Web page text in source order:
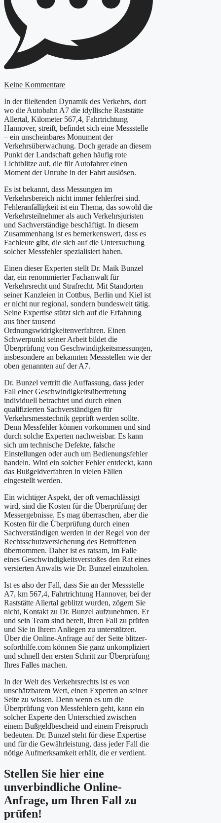
Keine Kommentare
In der fließenden Dynamik des Verkehrs, dort
wo die Autobahn A7 die idyllische Raststätte
Allertal, Kilometer 567,4, Fahrtrichtung
Hannover, streift, befindet sich eine Messstelle
– ein unscheinbares Monument der
Verkehrsüberwachung. Doch gerade an diesem
Punkt der Landschaft gehen häufig rote
Lichtblitze auf, die für Autofahrer einen
Moment der Unruhe in der Fahrt auslösen.
Es ist bekannt, dass Messungen im
Verkehrsbereich nicht immer fehlerfrei sind.
Fehleranfälligkeit ist ein Thema, das sowohl die
Verkehrsteilnehmer als auch Verkehrsjuristen
und Sachverständige beschäftigt. In diesem
Zusammenhang ist es bemerkenswert, dass es
Fachleute gibt, die sich auf die Untersuchung
solcher Messfehler spezialisiert haben.
Einen dieser Experten stellt Dr. Maik Bunzel
dar, ein renommierter Fachanwalt für
Verkehrsrecht und Strafrecht. Mit Standorten
seiner Kanzleien in Cottbus, Berlin und Kiel ist
er nicht nur regional, sondern bundesweit tätig.
Seine Expertise stützt sich auf die Erfahrung
aus über tausend
Ordnungswidrigkeitenverfahren. Einen
Schwerpunkt seiner Arbeit bildet die
Überprüfung von Geschwindigkeitsmessungen,
insbesondere an bekannten Messstellen wie der
oben genannten auf der A7.
Dr. Bunzel vertritt die Auffassung, dass jeder
Fall einer Geschwindigkeitsübertretung
individuell betrachtet und durch einen
qualifizierten Sachverständigen für
Verkehrsmesstechnik geprüft werden sollte.
Denn Messfehler können vorkommen und sind
durch solche Experten nachweisbar. Es kann
sich um technische Defekte, falsche
Einstellungen oder auch um Bedienungsfehler
handeln. Wird ein solcher Fehler entdeckt, kann
das Bußgeldverfahren in vielen Fällen
eingestellt werden.
Ein wichtiger Aspekt, der oft vernachlässigt
wird, sind die Kosten für die Überprüfung der
Messergebnisse. Es mag überraschen, aber die
Kosten für die Überprüfung durch einen
Sachverständigen werden in der Regel von der
Rechtsschutzversicherung des Betroffenen
übernommen. Daher ist es ratsam, im Falle
eines Geschwindigkeitsverstoßes den Rat eines
versierten Anwalts wie Dr. Bunzel einzuholen.
Ist es also der Fall, dass Sie an der Messstelle
A7, km 567,4, Fahrtrichtung Hannover, bei der
Raststätte Allertal geblitzt wurden, zögern Sie
nicht, Kontakt zu Dr. Bunzel aufzunehmen. Er
und sein Team sind bereit, Ihren Fall zu prüfen
und Sie in Ihrem Anliegen zu unterstützen.
Über die Online-Anfrage auf der Seite blitzer-
soforthilfe.com können Sie ganz unkompliziert
und schnell den ersten Schritt zur Überprüfung
Ihres Falles machen.
In der Welt des Verkehrsrechts ist es von
unschätzbarem Wert, einen Experten an seiner
Seite zu wissen. Denn wenn es um die
Überprüfung von Messfehlern geht, kann ein
solcher Experte den Unterschied zwischen
einem Bußgeldbescheid und einem Freispruch
bedeuten. Dr. Bunzel steht für diese Expertise
und für die Gewährleistung, dass jeder Fall die
nötige Aufmerksamkeit erhält, die er verdient.
Stellen Sie hier eine
unverbindliche Online-
Anfrage, um Ihren Fall zu
prüfen!